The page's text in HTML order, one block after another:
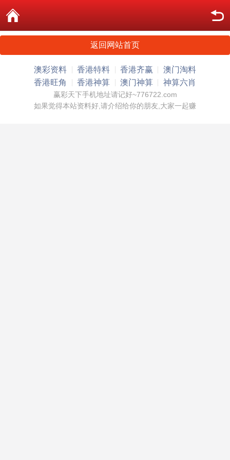
返回网站首页
澳彩资料 香港特料 香港齐赢
澳门淘料
香港旺角
香港神算 澳门神算 神算六肖
赢彩天下手机地址请记好~776722.com
如果觉得本站资料好,请介绍给你的朋友,大家一起赚